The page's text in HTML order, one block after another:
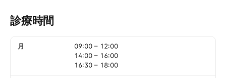
診療時間
月 09:00 – 12:00
14:00 – 16:00
16:30 – 18:00